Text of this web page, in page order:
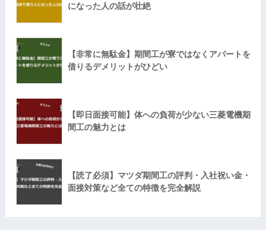
になった人の話が壮絶
【非常に無駄金】期間工が寮ではなくアパートを
借りるデメリットがひどい
【即日面接可能】体への負荷が少ない三菱電機期
間工の魅力とは
【読了必須】マツダ期間工の評判・入社祝い金・
面接対策など全ての特徴を完全解説